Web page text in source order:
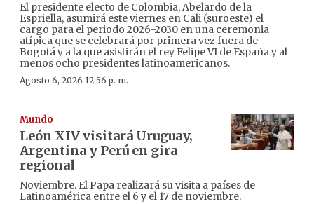
El presidente electo de Colombia, Abelardo de la
Espriella, asumirá este viernes en Cali (suroeste) el
cargo para el periodo 2026-2030 en una ceremonia
atípica que se celebrará por primera vez fuera de
Bogotá y a la que asistirán el rey Felipe VI de España y al
menos ocho presidentes latinoamericanos.
Agosto 6, 2026 12:56 p. m.
Mundo
León XIV visitará Uruguay,
Argentina y Perú en gira
regional
Noviembre. El Papa realizará su visita a países de
Latinoamérica entre el 6 y el 17 de noviembre.